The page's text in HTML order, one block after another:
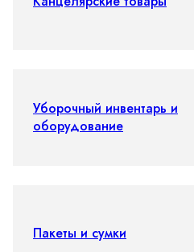
Уборочный инвентарь и
оборудование
Пакеты и сумки